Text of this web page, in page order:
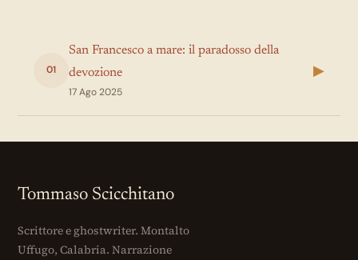
01
San Francesco a mare: il paradosso della
devozione
17 Ago 2025
▶
Tommaso Scicchitano
Scrittore e ghostwriter. Montalto
Uffugo, Calabria. Narrazione